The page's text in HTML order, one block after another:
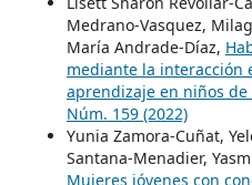
Medrano-Vasquez,
María Andrade-Díaz,
mediante la interacción
aprendizaje en niños
Núm. 159 (2022)
Yunia Zamora-Cuñat,
Santana-Menadier,
Mujeres jóvenes con